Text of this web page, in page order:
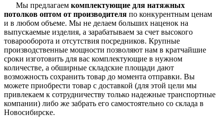
Мы предлагаем комплектующие для натяжных
потолков оптом от производителя по конкурентным ценам
и в любом объеме. Мы не делаем больших наценок на
выпускаемые изделия, а зарабатываем за счет высокого
товарооборота и отсутствия посредников. Крупные
производственные мощности позволяют нам в кратчайшие
сроки изготовить для вас комплектующие в нужном
количестве, а обширные складские площади дают
возможность сохранить товар до момента отправки. Вы
можете приобрести товар с доставкой (для этой цели мы
привлекаем к сотрудничеству только надежные транспортные
компании) либо же забрать его самостоятельно со склада в
Новосибирске.